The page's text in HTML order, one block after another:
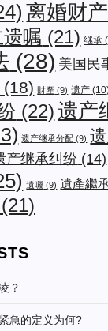
离婚财
遗嘱 (21) 继承
(28) 美国民
(18) 財產 (9) 遗产
(22) 遗产
遗产继承分配 (9)
产继承纠纷 (14)
遺囑 (9) 遺產繼
(21)
？
急的定义为何?